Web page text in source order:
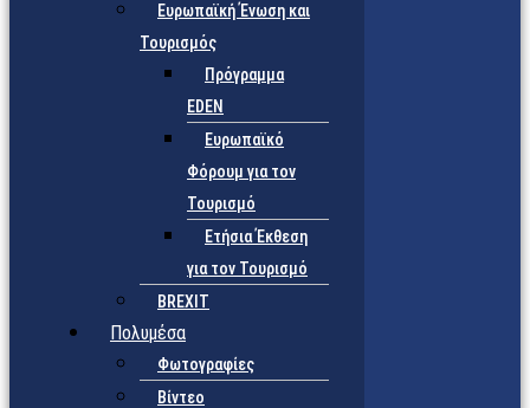
Ευρωπαϊκή Ένωση και
Τουρισμός
Πρόγραμμα
EDEN
Ευρωπαϊκό
Φόρουμ για τον
Τουρισμό
Ετήσια Έκθεση
για τον Τουρισμό
BREXIT
Πολυμέσα
Φωτογραφίες
Βίντεο